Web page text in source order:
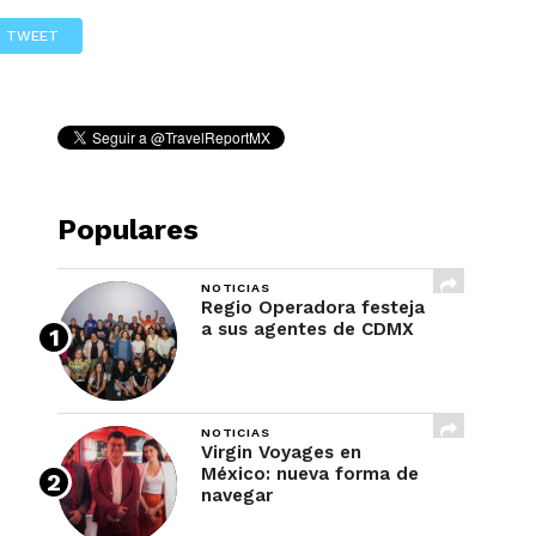
REVISTA
TWEET
Populares
NOTICIAS
Regio Operadora festeja
a sus agentes de CDMX
NOTICIAS
Virgin Voyages en
México: nueva forma de
navegar